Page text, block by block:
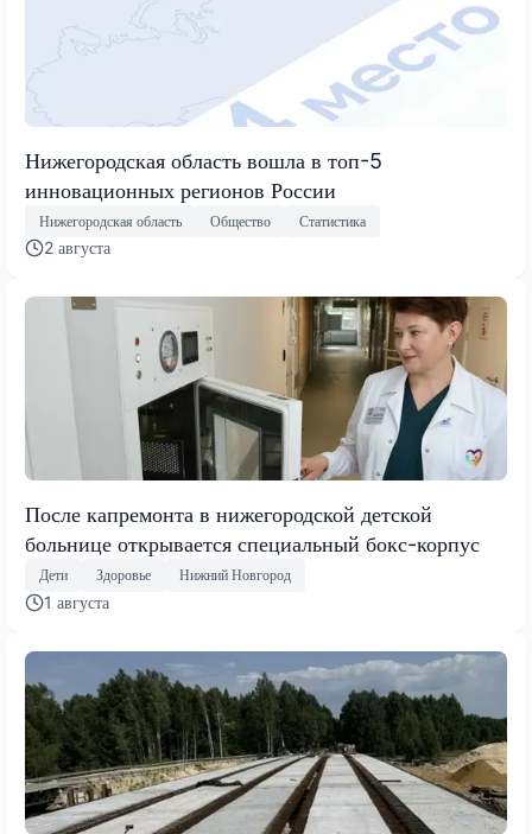
Нижегородская область вошла в топ-5
инновационных регионов России
Нижегородская область Общество Статистика
2 августа
После капремонта в нижегородской детской
больнице открывается специальный бокс-корпус
Дети Здоровье Нижний Новгород
1 августа